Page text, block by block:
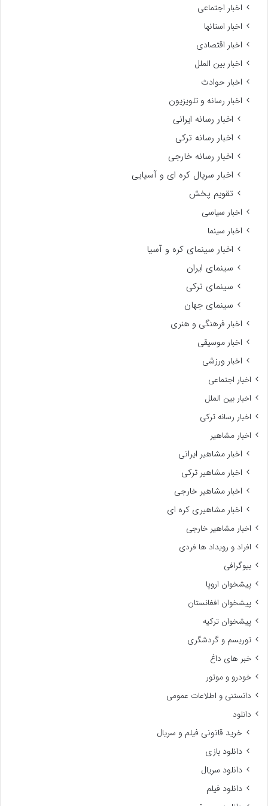
اخبار اجتماعی
اخبار استانها
اخبار اقتصادی
اخبار بین الملل
اخبار حوادث
اخبار رسانه و تلویزیون
اخبار رسانه ایرانی
اخبار رسانه ترکی
اخبار رسانه خارجی
اخبار سریال کره ای و آسیایی
تقویم پخش
اخبار سیاسی
اخبار سینما
اخبار سینمای کره و آسیا
سینمای ایران
سینمای ترکی
سینمای جهان
اخبار فرهنگی و هنری
اخبار موسیقی
اخبار ورزشی
اخبار اجتماعی
اخبار بین الملل
اخبار رسانه ترکی
اخبار مشاهیر
اخبار مشاهیر ایرانی
اخبار مشاهیر ترکی
اخبار مشاهیر خارجی
اخبار مشاهیری کره ای
اخبار مشاهیر خارجی
افراد و رویداد ها فردی
بیوگرافی
پیشخوان اروپا
پیشخوان افغانستان
پیشخوان ترکیه
توریسم و گردشگری
خبر های داغ
خودرو و موتور
دانستنی و اطلاعات عمومی
دانلود
خرید قانونی فیلم و سریال
دانلود بازی
دانلود سریال
دانلود فیلم